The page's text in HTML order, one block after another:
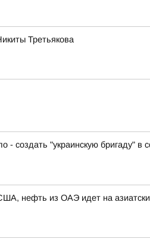
Третьякова
"украинскую бригаду" в
нефть из ОАЭ идет на